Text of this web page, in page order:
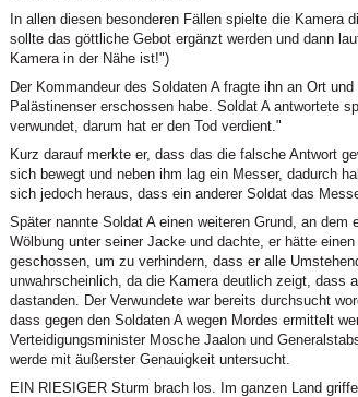
In allen diesen besonderen Fällen spielte die Kamera
sollte das göttliche Gebot ergänzt werden und dann
Kamera in der Nähe ist!")
Der Kommandeur des Soldaten A fragte ihn an Ort
Palästinenser erschossen habe. Soldat A antwortete
verwundet, darum hat er den Tod verdient."
Kurz darauf merkte er, dass das die falsche Antwort
sich bewegt und neben ihm lag ein Messer, dadurch
sich jedoch heraus, dass ein anderer Soldat das
Später nannte Soldat A einen weiteren Grund, an
Wölbung unter seiner Jacke und dachte, er hätte
geschossen, um zu verhindern, dass er alle
unwahrscheinlich, da die Kamera deutlich zeigt, dass
dastanden. Der Verwundete war bereits durchsucht
dass gegen den Soldaten A wegen Mordes ermittelt
Verteidigungsminister Mosche Jaalon und
werde mit äußerster Genauigkeit untersucht.
EIN RIESIGER Sturm brach los. Im ganzen Land